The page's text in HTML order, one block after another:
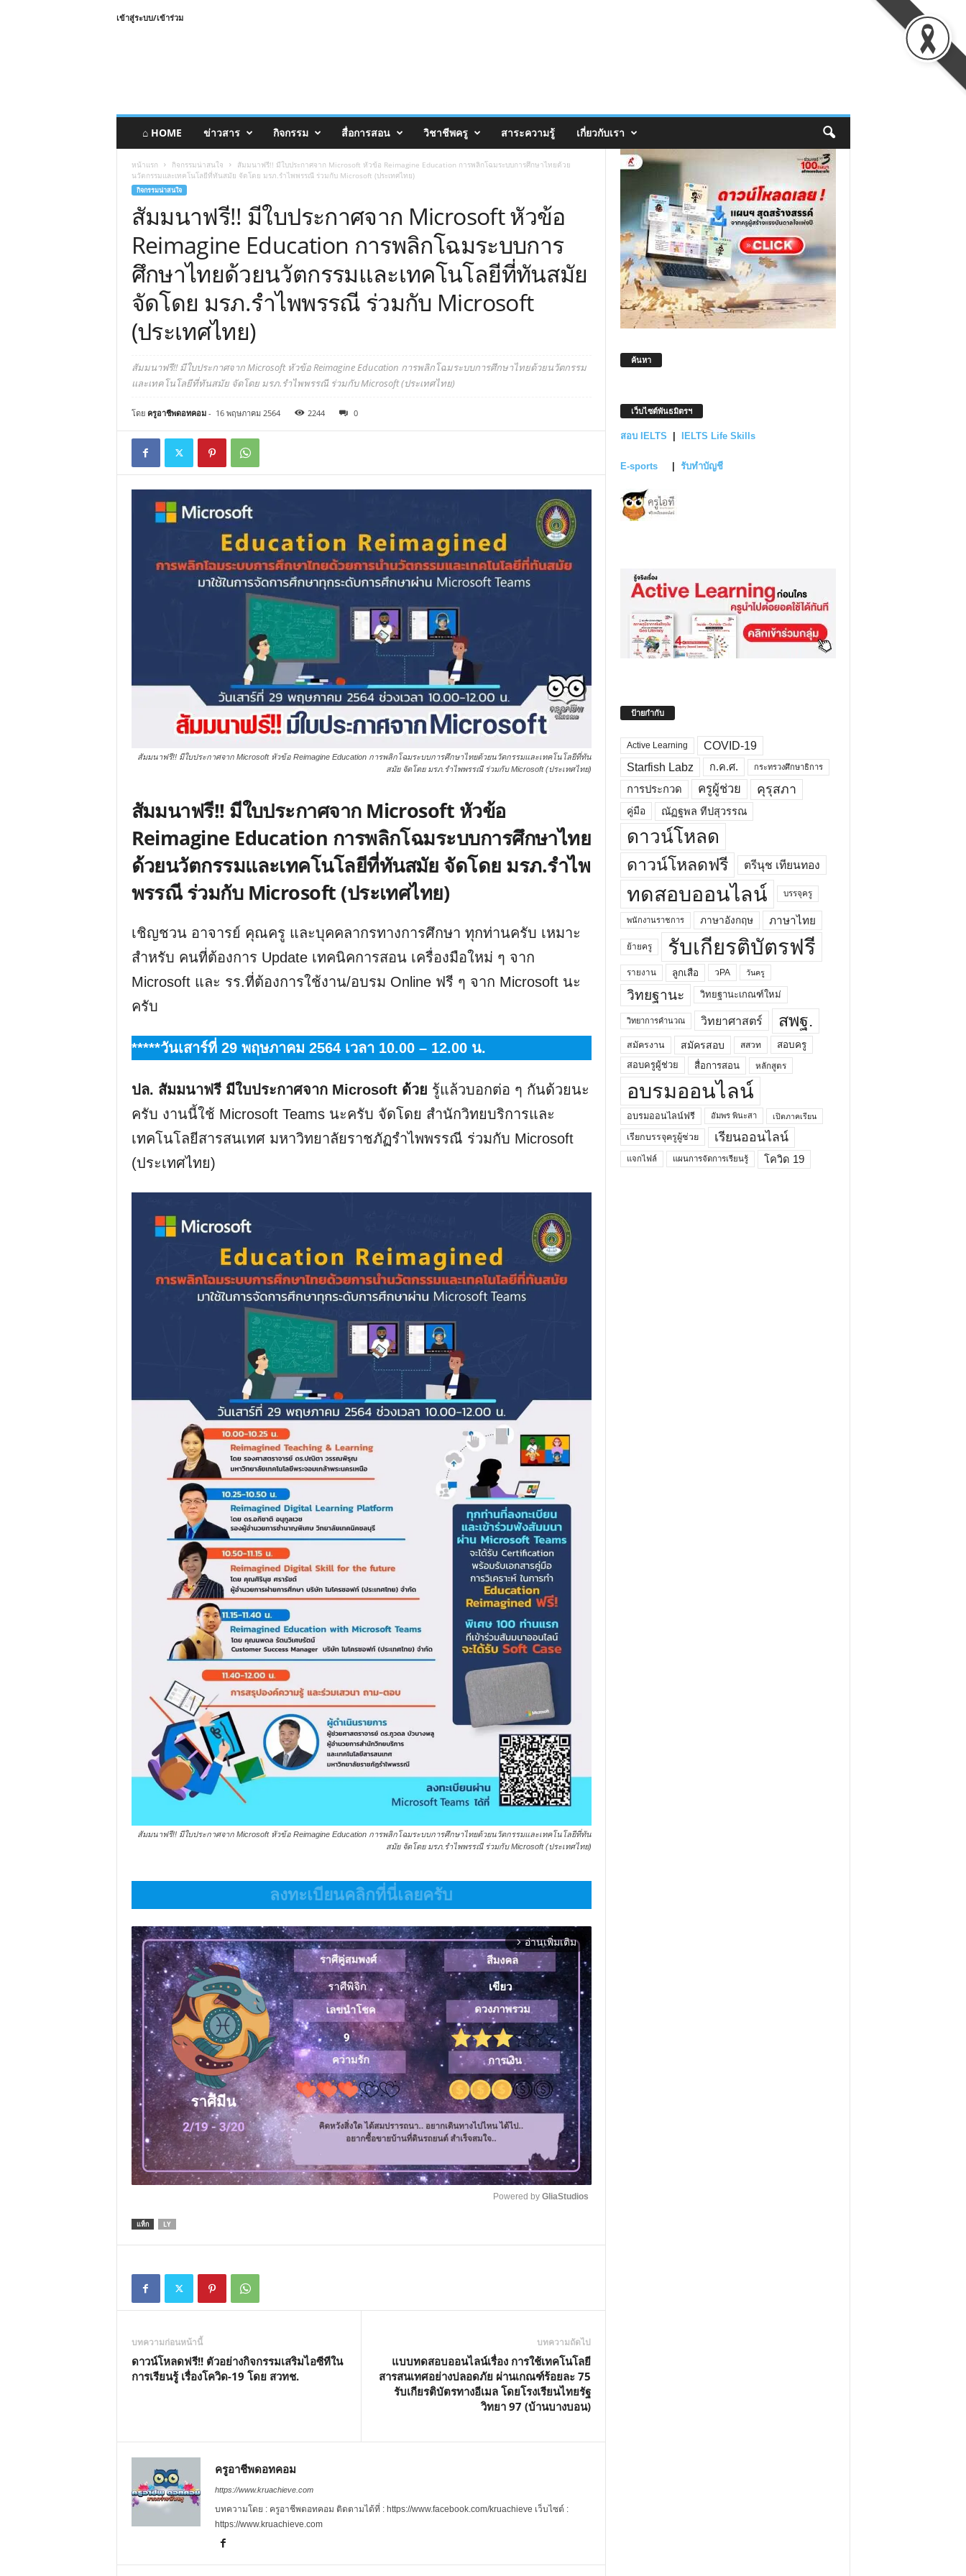
เข้าสู่ระบบ/เข้าร่วม
⌂ HOME ข่าวสาร กิจกรรม สื่อการสอน วิชาชีพครู สาระความรู้ เกี่ยวกับเรา
หน้าแรก กิจกรรมน่าสนใจ
สัมมนาฟรี!! มีใบประกาศจาก Microsoft หัวข้อ Reimagine Education การพลิกโฉมระบบการศึกษาไทยด้วย
นวัตกรรมและเทคโนโลยีที่ทันสมัย จัดโดย มรภ.รำไพพรรณี ร่วมกับ Microsoft (ประเทศไทย)
กิจกรรมน่าสนใจ
สัมมนาฟรี!! มีใบประกาศจาก Microsoft หัวข้อ
Reimagine Education การพลิกโฉมระบบการ
ศึกษาไทยด้วยนวัตกรรมและเทคโนโลยีที่ทันสมัย
จัดโดย มรภ.รำไพพรรณี ร่วมกับ Microsoft
(ประเทศไทย)
สัมมนาฟรี!! มีใบประกาศจาก Microsoft หัวข้อ Reimagine Education การพลิกโฉมระบบการศึกษาไทยด้วยนวัตกรรม
และเทคโนโลยีที่ทันสมัย จัดโดย มรภ.รำไพพรรณี ร่วมกับ Microsoft (ประเทศไทย)
โดย ครูอาชีพดอทคอม- 16 พฤษภาคม 2564 2244 0
สัมมนาฟรี!! มีใบประกาศจาก Microsoft หัวข้อ Reimagine Education การพลิกโฉมระบบการศึกษาไทยด้วยนวัตกรรมและเทคโนโลยีที่ทัน
สมัย จัดโดย มรภ.รำไพพรรณี ร่วมกับ Microsoft (ประเทศไทย)
สัมมนาฟรี!! มีใบประกาศจาก Microsoft หัวข้อ
Reimagine Education การพลิกโฉมระบบการศึกษาไทย
ด้วยนวัตกรรมและเทคโนโลยีที่ทันสมัย จัดโดย มรภ.รำไพ
พรรณี ร่วมกับ Microsoft (ประเทศไทย)
เชิญชวน อาจารย์ คุณครู และบุคคลากรทางการศึกษา ทุกท่านครับ เหมาะ
สำหรับ คนที่ต้องการ Update เทคนิคการสอน เครื่องมือใหม่ ๆ จาก
Microsoft และ รร.ที่ต้องการใช้งาน/อบรม Online ฟรี ๆ จาก Microsoft นะ
ครับ
*****วันเสาร์ที่ 29 พฤษภาคม 2564 เวลา 10.00 – 12.00 น.
ปล. สัมมนาฟรี มีใบประกาศจาก Microsoft ด้วย รู้แล้วบอกต่อ ๆ กันด้วยนะ
ครับ งานนี้ใช้ Microsoft Teams นะครับ จัดโดย สำนักวิทยบริการและ
เทคโนโลยีสารสนเทศ มหาวิทยาลัยราชภัฏรำไพพรรณี ร่วมกับ Microsoft
(ประเทศไทย)
สัมมนาฟรี!! มีใบประกาศจาก Microsoft หัวข้อ Reimagine Education การพลิกโฉมระบบการศึกษาไทยด้วยนวัตกรรมและเทคโนโลยีที่ทัน
สมัย จัดโดย มรภ.รำไพพรรณี ร่วมกับ Microsoft (ประเทศไทย)
ลงทะเบียนคลิกที่นี่เลยครับ
arrow_forward_ios อ่านเพิ่มเติม
Powered by GliaStudios
แท็ก LY
บทความก่อนหน้านี้
ดาวน์โหลดฟรี!! ตัวอย่างกิจกรรมเสริมไอซีทีใน
การเรียนรู้ เรื่องโควิด-19 โดย สวทช.
บทความถัดไป
แบบทดสอบออนไลน์เรื่อง การใช้เทคโนโลยี
สารสนเทศอย่างปลอดภัย ผ่านเกณฑ์ร้อยละ 75
รับเกียรติบัตรทางอีเมล โดยโรงเรียนไทยรัฐ
วิทยา 97 (บ้านบางบอน)
ครูอาชีพดอทคอม
https://www.kruachieve.com
บทความโดย : ครูอาชีพดอทคอม ติดตามได้ที่ : https://www.facebook.com/kruachieve เว็บไซต์ :
https://www.kruachieve.com
ค้นหา
เว็บไซต์พันธมิตรฯ
สอบ IELTS IELTS Life Skills
E-sports รับทำบัญชี
ป้ายกำกับ
Active Learning
COVID-19
Starfish Labz
ก.ค.ศ. กระทรวงศึกษาธิการ
การประกวด ครูผู้ช่วย คุรุสภา
คู่มือ ณัฏฐพล ทีปสุวรรณ
ดาวน์โหลด
ดาวน์โหลดฟรี ตรีนุช เทียนทอง
ทดสอบออนไลน์ บรรจุครู
พนักงานราชการ ภาษาอังกฤษ ภาษาไทย
ย้ายครู รับเกียรติบัตรฟรี
รายงาน ลูกเสือ วPA วันครู
วิทยฐานะ วิทยฐานะเกณฑ์ใหม่
วิทยาการคำนวณ วิทยาศาสตร์ สพฐ.
สมัครงาน สมัครสอบ สสวท
สอบครู
สอบครูผู้ช่วย
สื่อการสอน หลักสูตร
อบรมออนไลน์
อบรมออนไลน์ฟรี อัมพร พินะสา เปิดภาคเรียน
เรียกบรรจุครูผู้ช่วย เรียนออนไลน์
แจกไฟล์ แผนการจัดการเรียนรู้ โควิด 19